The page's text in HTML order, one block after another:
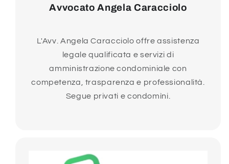
Avvocato Angela Caracciolo
L'Avv. Angela Caracciolo offre assistenza
legale qualificata e servizi di
amministrazione condominiale con
competenza, trasparenza e professionalità.
Segue privati e condomìni.